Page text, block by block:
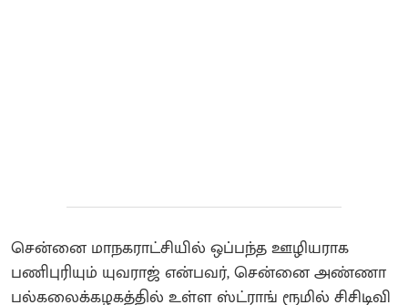
சென்னை மாநகராட்சியில் ஒப்பந்த ஊழியராக
பணிபுரியும் யுவராஜ் என்பவர், சென்னை அண்ணா
பல்கலைக்கழகத்தில் உள்ள ஸ்ட்ராங் ரூமில் சிசிடிவி